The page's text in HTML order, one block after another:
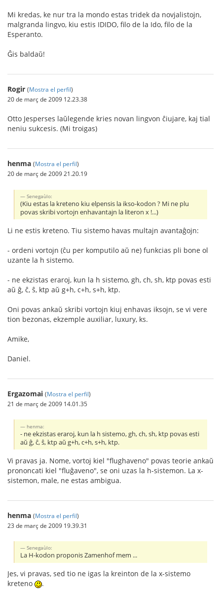
Mi kredas, ke nur tra la mondo estas tridek da novjalistojn,
malgranda lingvo, kiu estis IDIDO, filo de la Ido, filo de la
Esperanto.
Ĝis baldaŭ!
Rogir (Mostra el perfil)
20 de març de 2009 12.23.38
Otto Jesperses laŭlegende kries novan lingvon ĉiujare, kaj tial
neniu sukcesis. (Mi troigas)
henma (Mostra el perfil)
20 de març de 2009 21.20.19
Senegaùlo:
(Kiu estas la kreteno kiu elpensis la ikso-kodon ? Mi ne plu
povas skribi vortojn enhavantajn la literon x !...)
Li ne estis kreteno. Tiu sistemo havas multajn avantaĝojn:
- ordeni vortojn (ĉu per komputilo aŭ ne) funkcias pli bone ol
uzante la h sistemo.
- ne ekzistas eraroj, kun la h sistemo, gh, ch, sh, ktp povas esti
aŭ ĝ, ĉ, ŝ, ktp aŭ g+h, c+h, s+h, ktp.
Oni povas ankaŭ skribi vortojn kiuj enhavas iksojn, se vi vere
tion bezonas, ekzemple auxiliar, luxury, ks.
Amike,
Daniel.
Ergazomai (Mostra el perfil)
21 de març de 2009 14.01.35
henma:
- ne ekzistas eraroj, kun la h sistemo, gh, ch, sh, ktp povas esti
aŭ ĝ, ĉ, ŝ, ktp aŭ g+h, c+h, s+h, ktp.
Vi pravas ja. Nome, vortoj kiel "flughaveno" povas teorie ankaŭ
prononcati kiel "fluĝaveno", se oni uzas la h-sistemon. La x-
sistemon, male, ne estas ambigua.
henma (Mostra el perfil)
23 de març de 2009 19.39.31
Senegaùlo:
La H-kodon proponis Zamenhof mem ...
Jes, vi pravas, sed tio ne igas la kreinton de la x-sistemo
kreteno
.